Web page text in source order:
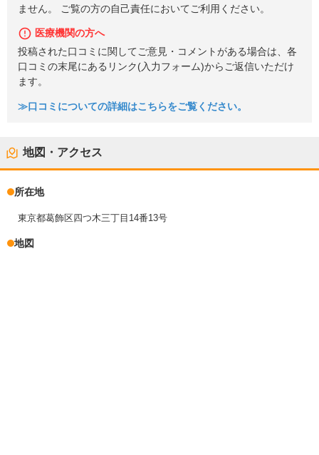
ません。 ご覧の方の自己責任においてご利用ください。
医療機関の方へ
投稿された口コミに関してご意見・コメントがある場合は、各
口コミの末尾にあるリンク(入力フォーム)からご返信いただけ
ます。
≫口コミについての詳細はこちらをご覧ください。
地図・アクセス
所在地
東京都葛飾区四つ木三丁目14番13号
地図